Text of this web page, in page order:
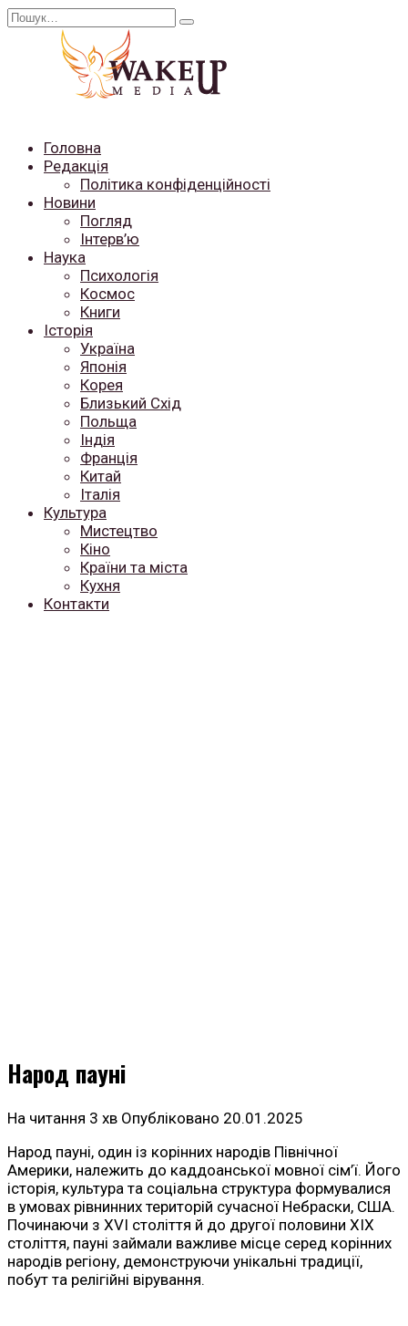
Перейти
Search
Головна
Редакція
Політика конфіденційності
Новини
Погляд
Інтерв’ю
Наука
Психологія
Космос
Книги
Історія
Україна
Японія
Корея
Близький Схід
Польща
Індія
Франція
Китай
Італія
Культура
Мистецтво
Кіно
Країни та міста
Кухня
Контакти
Народ пауні
На читання 3 хв Опубліковано 20.01.2025
Народ пауні, один із корінних народів Північної
Америки, належить до каддоанської мовної сім’ї. Його
історія, культура та соціальна структура формувалися
в умовах рівнинних територій сучасної Небраски, США.
Починаючи з XVI століття й до другої половини XIX
століття, пауні займали важливе місце серед корінних
народів регіону, демонструючи унікальні традиції,
побут та релігійні вірування.